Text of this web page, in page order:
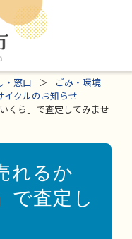
・窓口
ごみ・環境
イクルのお知らせ
くら」で査定してみませ
れるか
で査定し